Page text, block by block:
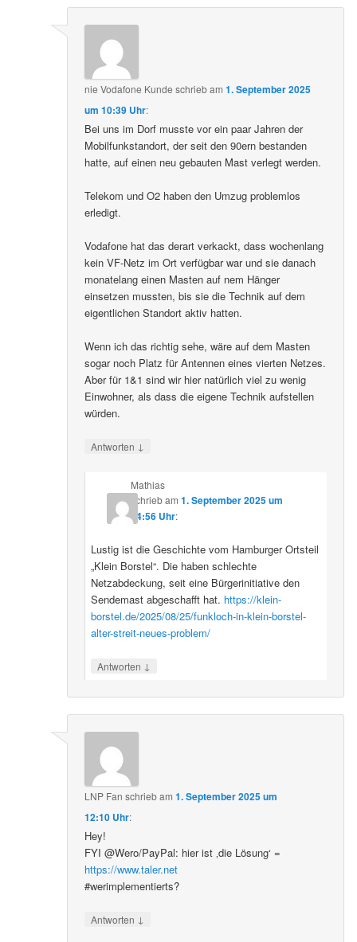
nie Vodafone Kunde schriebam1. September 2025
um 10:39 Uhr:
Bei uns im Dorf musste vor ein paar Jahren der
Mobilfunkstandort, der seit den 90ern bestanden
hatte, auf einen neu gebauten Mast verlegt werden.
Telekom und O2 haben den Umzug problemlos
erledigt.
Vodafone hat das derart verkackt, dass wochenlang
kein VF-Netz im Ort verfügbar war und sie danach
monatelang einen Masten auf nem Hänger
einsetzen mussten, bis sie die Technik auf dem
eigentlichen Standort aktiv hatten.
Wenn ich das richtig sehe, wäre auf dem Masten
sogar noch Platz für Antennen eines vierten Netzes.
Aber für 1&1 sind wir hier natürlich viel zu wenig
Einwohner, als dass die eigene Technik aufstellen
würden.
Antworten ↓
Mathias
schriebam 1. September 2025 um
14:56 Uhr:
Lustig ist die Geschichte vom Hamburger Ortsteil
„Klein Borstel“. Die haben schlechte
Netzabdeckung, seit eine Bürgerinitiative den
Sendemast abgeschafft hat. https://klein-
borstel.de/2025/08/25/funkloch-in-klein-borstel-
alter-streit-neues-problem/
Antworten ↓
LNP Fan schriebam1. September 2025 um
12:10 Uhr:
Hey!
FYI @Wero/PayPal: hier ist ‚die Lösung‘ =
https://www.taler.net
#werimplementierts?
Antworten ↓